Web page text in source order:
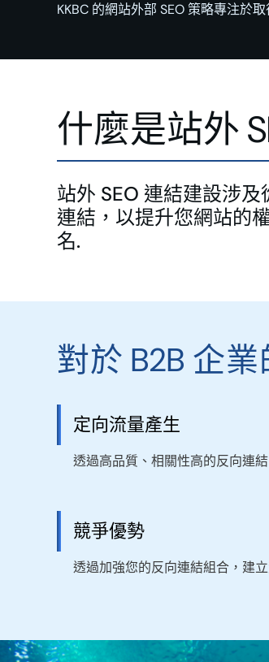
KKBC 的網站外部 SEO 策略專注於
什麼是站外
站外 SEO 連結建設涉
連結，以提升您網站的
名.
對於 B2B 企
定向流量產生
透過高品質、相關性高的反向連
競爭優勢
透過加強您的反向連結組合，建